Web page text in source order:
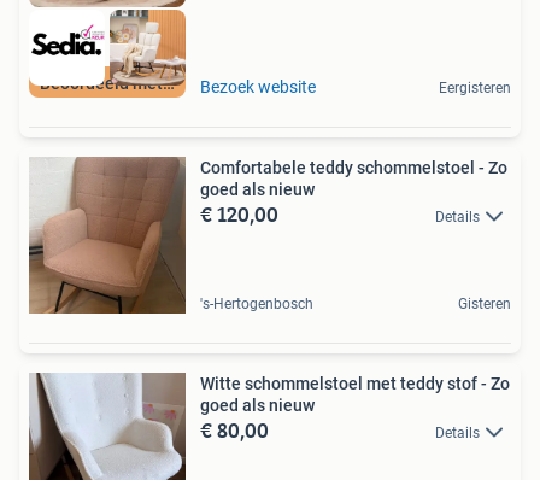
Beoordeeld met 9+ Bezoek website Eergisteren
Comfortabele teddy schommelstoel - Zo
goed als nieuw
€ 120,00 Details
's-Hertogenbosch Gisteren
Witte schommelstoel met teddy stof - Zo
goed als nieuw
€ 80,00 Details